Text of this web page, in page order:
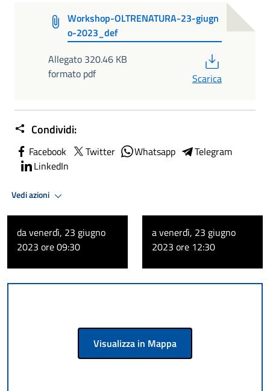
Workshop-OLTRENATURA-23-giugn
o-2023_def
Allegato 320.46 KB
formato pdf
Scarica
Condividi:
Facebook Twitter Whatsapp
Telegram
LinkedIn
Vedi azioni
da venerdì, 23 giugno
2023 ore 09:30
a venerdì, 23 giugno
2023 ore 12:30
Visualizza in Mappa